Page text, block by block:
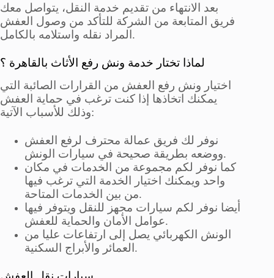
بعد الانتهاء من تقديم خدمة النقل، يتواصل معك
فريق المتابعة من الشركة للتأكد من وصول العفش
المراد نقله واستلامه بالكامل.
لماذا تختار خدمة ونش رفع الأثاث بالقاهرة ؟
اختيار ونش رفع العفش من القرارات الصائبة التي
يمكنك اتخاذها إذا كنت ترغب في حماية العفش
وذلك للأسباب الآتية:
نوفر لك فريق عمالة محترف لرفع العفش
ووضعه بطريقة صحيحة في سيارات الونش.
كما نوفر لكم مجموعة من الخدمات في مكان
واحد ويمكنك اختيار الخدمة التي ترغب فيها
من بين الخدمات المتاحة.
أيضا نوفر لكم سيارات مجهز للنقل ويتوفر فيها
عوامل الأمان والحماية للعفش.
الونش الكهربائي يصل إلى ارتفاعات عليا من
العمائر والأبراج السكنية.